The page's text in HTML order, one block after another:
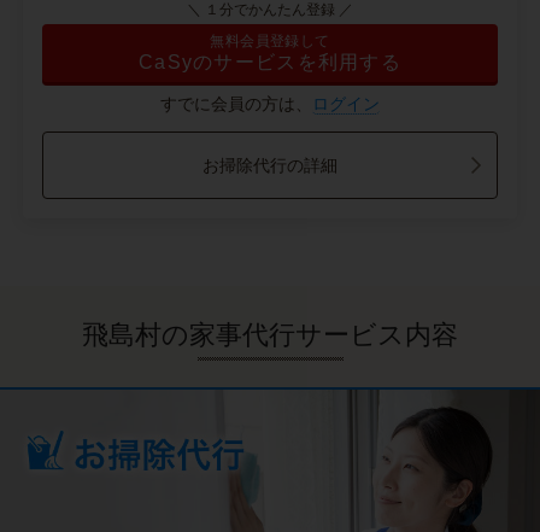
＼ １分でかんたん登録 ／
無料会員登録して
CaSyのサービスを利用する
すでに会員の方は、 ログイン
お掃除代行の詳細
飛島村の家事代行サービス内容